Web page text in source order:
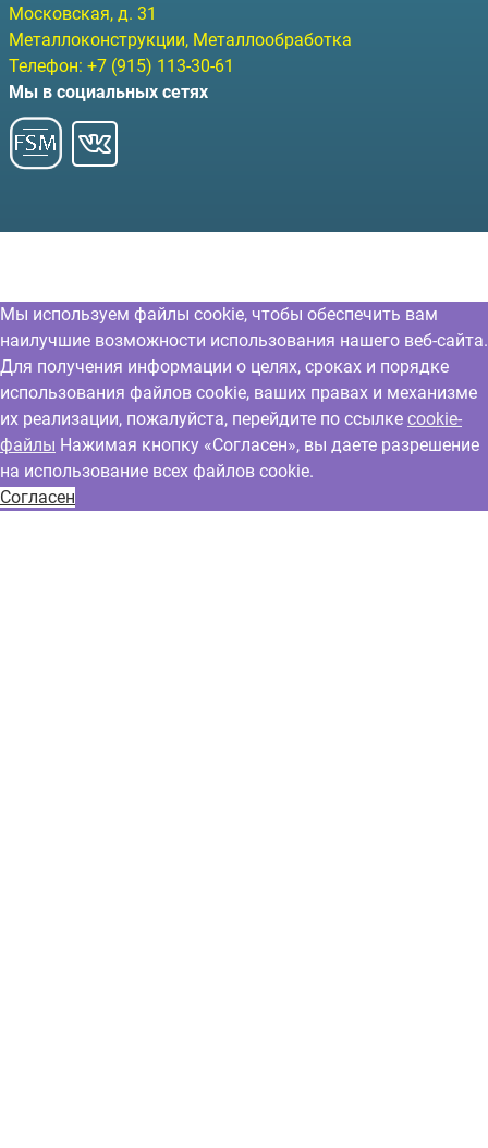
Московская, д. 31
Металлоконструкции, Металлообработка
Телефон: +7 (915) 113-30-61
Мы в социальных сетях
Мы используем файлы cookie, чтобы обеспечить вам
наилучшие возможности использования нашего веб-сайта.
Для получения информации о целях, сроках и порядке
использования файлов cookie, ваших правах и механизме
их реализации, пожалуйста, перейдите по ссылке cookie-
файлы Нажимая кнопку «Согласен», вы даете разрешение
на использование всех файлов cookie.
Согласен